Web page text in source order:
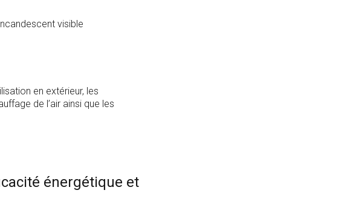
visible
en extérieur, les
de l’air ainsi que les
énergétique et